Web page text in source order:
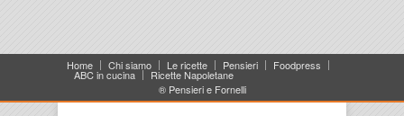
Home Chi siamo Le ricette Pensieri Foodpress
ABC in cucina
Ricette Napoletane
® Pensieri e Fornelli